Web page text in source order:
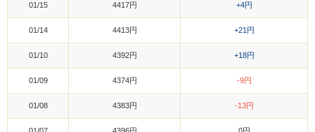
01/15 4417円 +4円
01/14 4413円 +21円
01/10 4392円 +18円
01/09 4374円 -9円
01/08 4383円 -13円